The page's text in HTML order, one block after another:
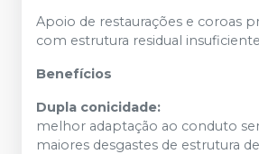
Apoio de restaurações e coroas
com estrutura residual
Benefícios
Dupla conicidade:
melhor adaptação ao conduto
maiores desgastes de estrutura